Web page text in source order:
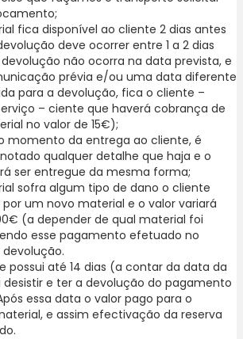
fica disponível ao cliente 2 dias antes
deve ocorrer entre 1 a 2 dias
não ocorra na data prevista, e
prévia e/ou uma data diferente
para a devolução, fica o cliente –
– ciente que haverá cobrança de
no valor de 15€);
momento da entrega ao cliente, é
qualquer detalhe que haja e o
ser entregue da mesma forma;
sofra algum tipo de dano o cliente
um novo material e o valor variará
(a depender de qual material foi
esse pagamento efetuado no
possui até 14 dias (a contar da data da
desistir e ter a devolução do pagamento
essa data o valor pago para o
e assim efectivação da reserva